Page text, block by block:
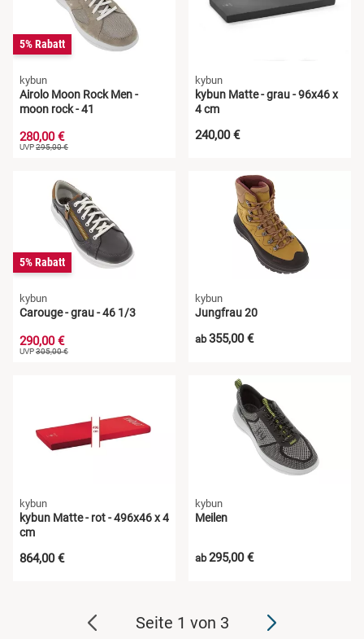
5% Rabatt
kybun
Airolo Moon Rock Men -
moon rock - 41
280,00 €
UVP295,00 €
kybun
kybun Matte - grau - 96x46 x
4 cm
240,00 €
5% Rabatt
kybun
Carouge - grau - 46 1/3
290,00 €
UVP305,00 €
kybun
Jungfrau 20
ab355,00 €
kybun
kybun Matte - rot - 496x46 x 4
cm
864,00 €
kybun
Meilen
ab295,00 €
Seite 1 von 3